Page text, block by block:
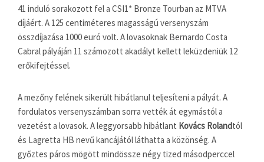
41 induló sorakozott fel a CSI1* Bronze Tourban az MTVA
díjáért. A 125 centiméteres magasságú versenyszám
összdíjazása 1000 euró volt. A lovasoknak Bernardo Costa
Cabral pályáján 11 számozott akadályt kellett leküzdeniük 12
erőkifejtéssel.
A mezőny felének sikerült hibátlanul teljesíteni a pályát. A
fordulatos versenyszámban sorra vették át egymástól a
vezetést a lovasok. A leggyorsabb hibátlant Kovács Rolandtól
és Lagretta HB nevű kancájától láthatta a közönség. A
győztes páros mögött mindössze négy tized másodperccel